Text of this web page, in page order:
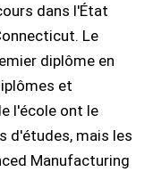
dans l'État
Le
diplôme en
et
l'école ont le
d'études, mais les
Manufacturing